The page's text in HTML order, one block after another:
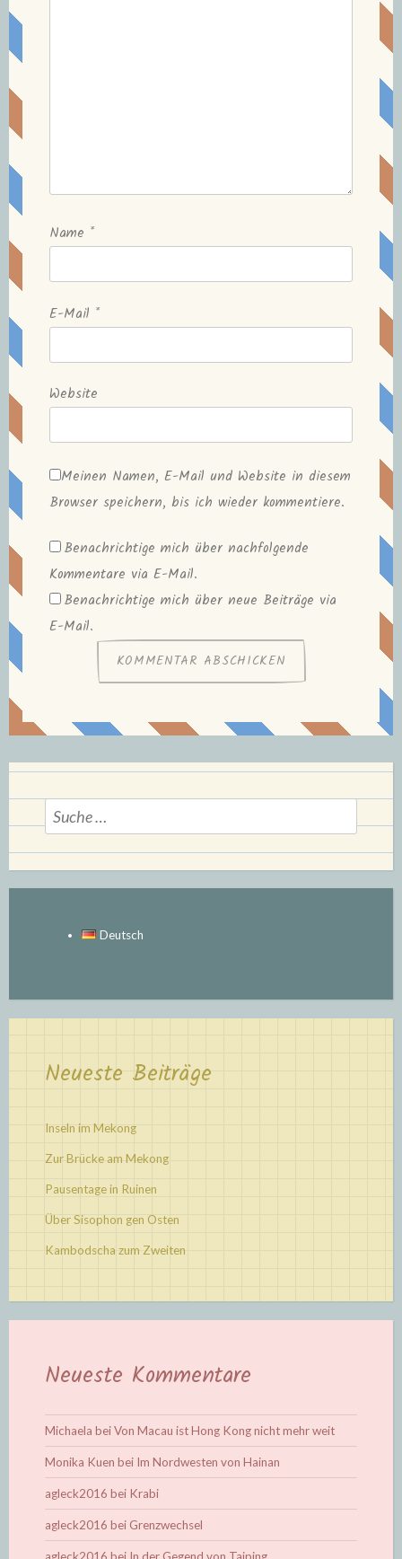
Name *
E-Mail *
Website
Meinen Namen, E-Mail und Website in diesem
Browser speichern, bis ich wieder kommentiere.
Benachrichtige mich über nachfolgende
Kommentare via E-Mail.
Benachrichtige mich über neue Beiträge via
E-Mail.
Suche
nach:
Deutsch
Neueste Beiträge
Inseln im Mekong
Zur Brücke am Mekong
Pausentage in Ruinen
Über Sisophon gen Osten
Kambodscha zum Zweiten
Neueste Kommentare
Michaela beiVon Macau ist Hong Kong nicht mehr weit
Monika Kuen bei Im Nordwesten von Hainan
agleck2016 bei Krabi
agleck2016 bei Grenzwechsel